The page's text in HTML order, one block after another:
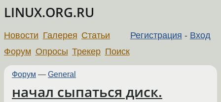
LINUX.ORG.RU
Регистрация - Вход
Новости Галерея Статьи
Форум Опросы Трекер Поиск
Форум — General
начал сыпаться диск.